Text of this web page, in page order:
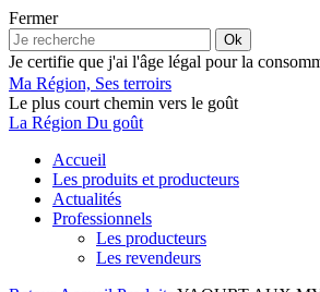
Fermer
Ok
Je certifie que j'ai l'âge légal pour la
Ma Région, Ses terroirs
Le plus court chemin vers le goût
La Région Du goût
Accueil
Les produits et producteurs
Actualités
Professionnels
Les producteurs
Les revendeurs